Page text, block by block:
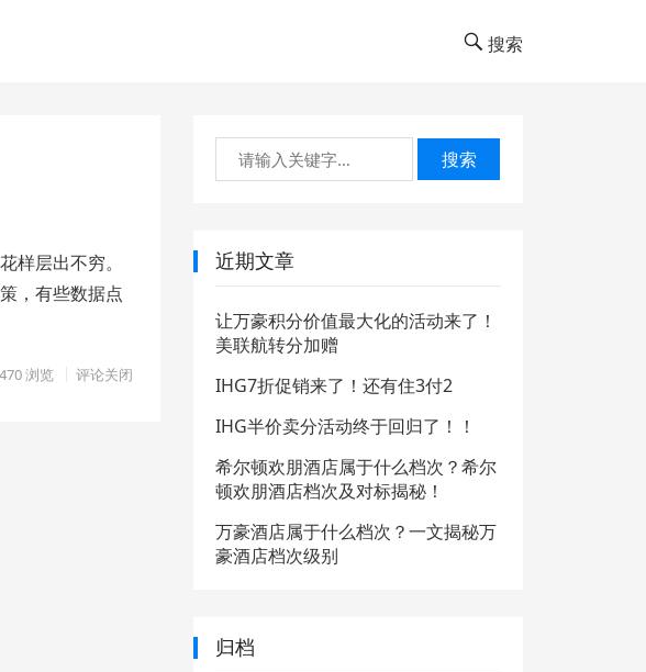
搜索
样层出不穷。
，有些数据点
浏览 评论关闭
搜索
近期文章
让万豪积分价值最大化的活动来了！
美联航转分加赠
IHG7折促销来了！还有住3付2
IHG半价卖分活动终于回归了！！
希尔顿欢朋酒店属于什么档次？希尔
顿欢朋酒店档次及对标揭秘！
万豪酒店属于什么档次？一文揭秘万
豪酒店档次级别
归档